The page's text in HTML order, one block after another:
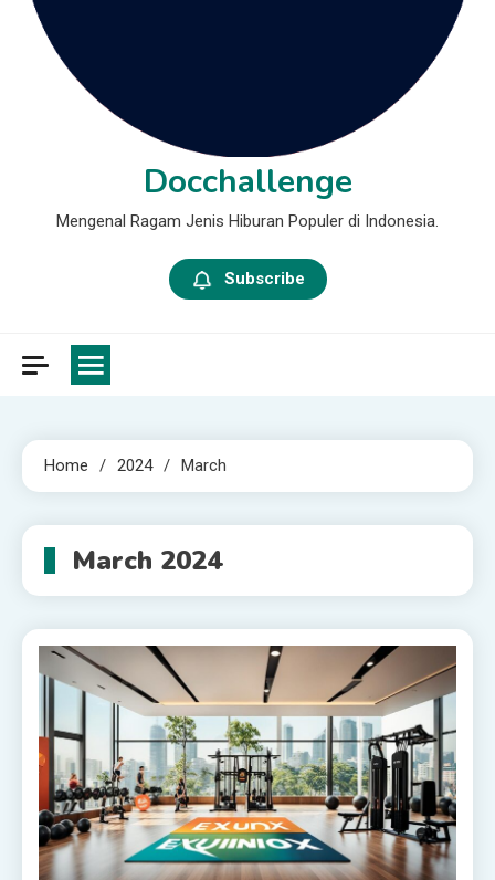
Docchallenge
Mengenal Ragam Jenis Hiburan Populer di Indonesia.
Subscribe
Home 2024 March
March 2024